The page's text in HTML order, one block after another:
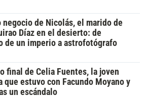
negocio de Nicolás, el marido de
Díaz en el desierto: de
de un imperio a astrofotógrafo
final de Celia Fuentes, la joven
que estuvo con Facundo Moyano y
un escándalo